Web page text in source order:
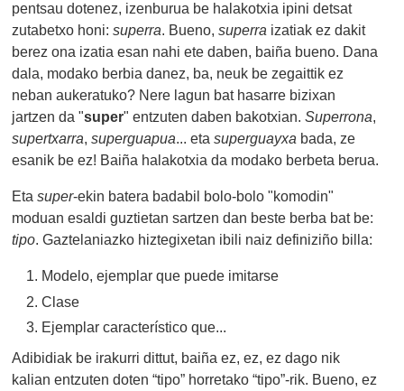
pentsau dotenez, izenburua be halakotxia ipini detsat
zutabetxo honi:superra. Bueno,superra izatiak ez dakit
berez ona izatia esan nahi ete daben, baiña bueno. Dana
dala, modako berbia danez, ba, neuk be zegaittik ez
neban aukeratuko? Nere lagun bat hasarre bizixan
jartzen da "super" entzuten daben bakotxian.Superrona,
supertxarra,superguapua... etasuperguayxa bada, ze
esanik be ez! Baiña halakotxia da modako berbeta berua.
Etasuper-ekin batera badabil bolo-bolo "komodin"
moduan esaldi guztietan sartzen dan beste berba bat be:
tipo. Gaztelaniazko hiztegixetan ibili naiz definiziño billa:
Modelo, ejemplar que puede imitarse
Clase
Ejemplar característico que...
Adibidiak be irakurri dittut, baiña ez, ez, ez dago nik
kalian entzuten doten “tipo” horretako “tipo”-rik. Bueno, ez